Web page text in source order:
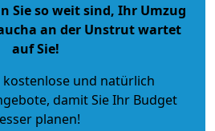
Sie so weit sind, Ihr Umzug
an der Unstrut wartet
auf Sie!
kostenlose und natürlich
, damit Sie Ihr Budget
planen!